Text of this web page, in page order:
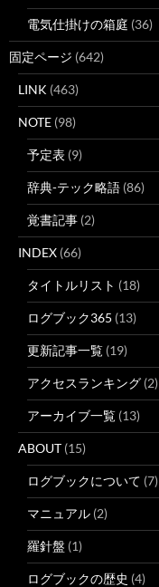
電気仕掛けの箱庭 (36)
固定ページ (642)
LINK (463)
NOTE (98)
予定表 (9)
辞典-テック略語 (86)
覚書記事 (2)
INDEX (66)
タイトルリスト (18)
ログブック365 (13)
更新記事一覧 (19)
アクセスランキング (2)
アーカイブ一覧 (13)
ABOUT (15)
ログブックについて (7)
マニュアル (2)
羅針盤 (1)
ログブックの歴史 (4)